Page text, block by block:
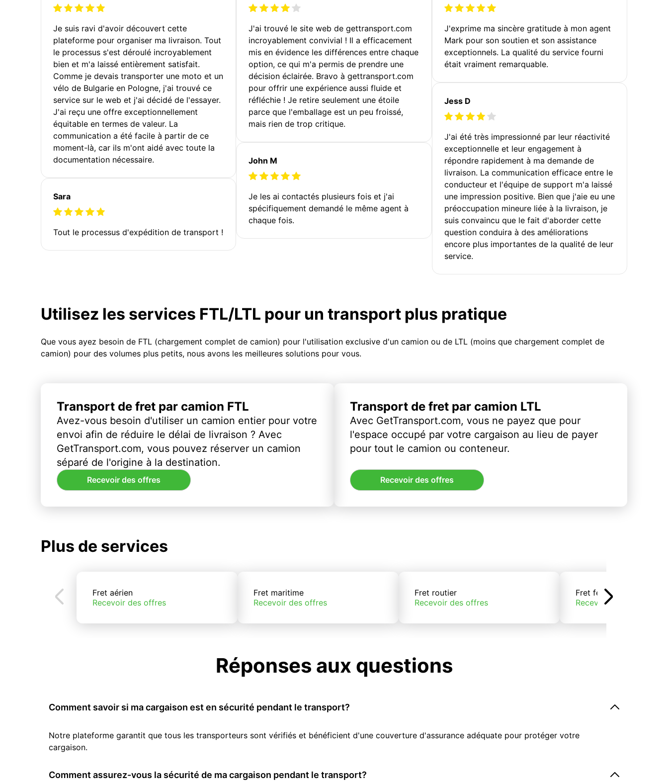
Je suis ravi d'avoir découvert cette
plateforme pour organiser ma livraison. Tout
le processus s'est déroulé incroyablement
bien et m'a laissé entièrement satisfait.
Comme je devais transporter une moto et un
vélo de Bulgarie en Pologne, j'ai trouvé ce
service sur le web et j'ai décidé de l'essayer.
J'ai reçu une offre exceptionnellement
équitable en termes de valeur. La
communication a été facile à partir de ce
moment-là, car ils m'ont aidé avec toute la
documentation nécessaire.
Sara
Tout le processus d'expédition de transport !
J'ai trouvé le site web de gettransport.com
incroyablement convivial ! Il a efficacement
mis en évidence les différences entre chaque
option, ce qui m'a permis de prendre une
décision éclairée. Bravo à gettransport.com
pour offrir une expérience aussi fluide et
réfléchie ! Je retire seulement une étoile
parce que l'emballage est un peu froissé,
mais rien de trop critique.
John M
Je les ai contactés plusieurs fois et j'ai
spécifiquement demandé le même agent à
chaque fois.
J'exprime ma sincère gratitude à mon agent
Mark pour son soutien et son assistance
exceptionnels. La qualité du service fourni
était vraiment remarquable.
Jess D
J'ai été très impressionné par leur réactivité
exceptionnelle et leur engagement à
répondre rapidement à ma demande de
livraison. La communication efficace entre le
conducteur et l'équipe de support m'a laissé
une impression positive. Bien que j'aie eu une
préoccupation mineure liée à la livraison, je
suis convaincu que le fait d'aborder cette
question conduira à des améliorations
encore plus importantes de la qualité de leur
service.
Utilisez les services FTL/LTL pour un transport plus pratique
Que vous ayez besoin de FTL (chargement complet de camion) pour l'utilisation exclusive d'un camion ou de LTL (moins que chargement complet de
camion) pour des volumes plus petits, nous avons les meilleures solutions pour vous.
Transport de fret par camion FTL
Avez-vous besoin d'utiliser un camion entier pour votre
envoi afin de réduire le délai de livraison ? Avec
GetTransport.com, vous pouvez réserver un camion
séparé de l'origine à la destination.
Recevoir des offres
Transport de fret par camion LTL
Avec GetTransport.com, vous ne payez que pour
l'espace occupé par votre cargaison au lieu de payer
pour tout le camion ou conteneur.
Recevoir des offres
Plus de services
Fret aérien
Recevoir des offres
Fret maritime
Recevoir des offres
Fret routier
Recevoir des offres
Fret ferroviaire
Recevoir des offres
Réponses aux questions
Comment savoir si ma cargaison est en sécurité pendant le transport?
Notre plateforme garantit que tous les transporteurs sont vérifiés et bénéficient d'une couverture d'assurance adéquate pour protéger votre
cargaison.
Comment assurez-vous la sécurité de ma cargaison pendant le transport?